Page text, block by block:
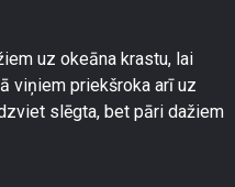
uz okeāna krastu, lai
viņiem priekšroka arī uz
slēgta, bet pāri dažiem